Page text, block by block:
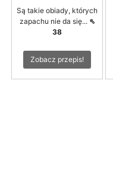
Są takie obiady, których
zapachu nie da się... ⇖
38
Zobacz przepis!